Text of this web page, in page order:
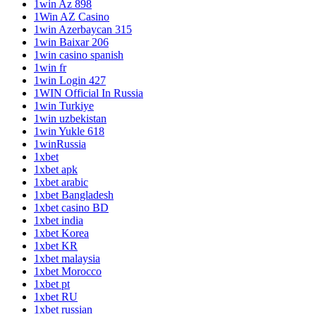
1win Az 898
1Win AZ Casino
1win Azerbaycan 315
1win Baixar 206
1win casino spanish
1win fr
1win Login 427
1WIN Official In Russia
1win Turkiye
1win uzbekistan
1win Yukle 618
1winRussia
1xbet
1xbet apk
1xbet arabic
1xbet Bangladesh
1xbet casino BD
1xbet india
1xbet Korea
1xbet KR
1xbet malaysia
1xbet Morocco
1xbet pt
1xbet RU
1xbet russian